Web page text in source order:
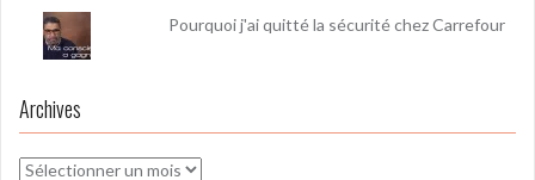
Pourquoi j'ai quitté la sécurité chez Carrefour
Archives
Archives